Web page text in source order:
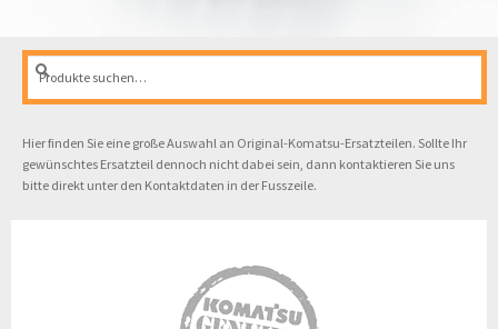
Suche
nach:
Suche
Hier finden Sie eine große Auswahl an Original-Komatsu-Ersatzteilen. Sollte Ihr
gewünschtes Ersatzteil dennoch nicht dabei sein, dann kontaktieren Sie uns
bitte direkt unter den Kontaktdaten in der Fusszeile.